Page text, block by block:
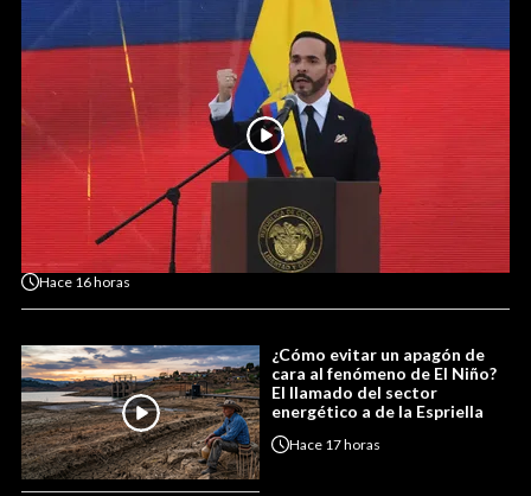
Hace 16 horas
¿Cómo evitar un apagón de
cara al fenómeno de El Niño?
El llamado del sector
energético a de la Espriella
Hace 17 horas